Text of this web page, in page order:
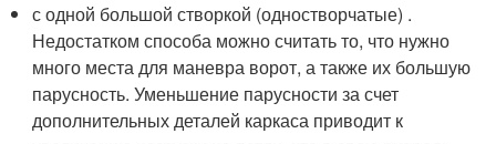
с одной большой створкой (одностворчатые) .
Недостатком способа можно считать то, что нужно
много места для маневра ворот, а также их большую
парусность. Уменьшение парусности за счет
дополнительных деталей каркаса приводит к